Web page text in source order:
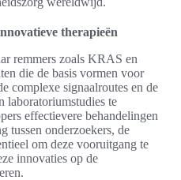
therapieën
remmers zoals KRAS en
die de basis vormen voor
complexe signaalroutes en de
laboratoriumstudies te
effectievere behandelingen
tussen onderzoekers, de
om deze vooruitgang te
innovaties op de